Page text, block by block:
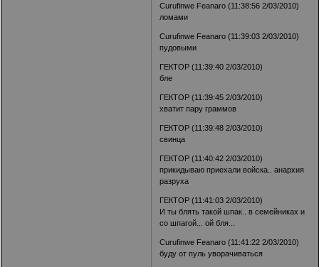
Curufinwe Feanaro (11:38:56 2/03/2010)
ломами
Curufinwe Feanaro (11:39:03 2/03/2010)
пудовыми
ГЕКТОР (11:39:40 2/03/2010)
бле
ГЕКТОР (11:39:45 2/03/2010)
хватит пару граммов
ГЕКТОР (11:39:48 2/03/2010)
свинца
ГЕКТОР (11:40:42 2/03/2010)
прикидываю приехали войска.. анархия
разруха
ГЕКТОР (11:41:03 2/03/2010)
И ты блять такой шпак.. в семейниках и
со шпагой... ой бля...
Curufinwe Feanaro (11:41:22 2/03/2010)
буду от пуль уворачиваться